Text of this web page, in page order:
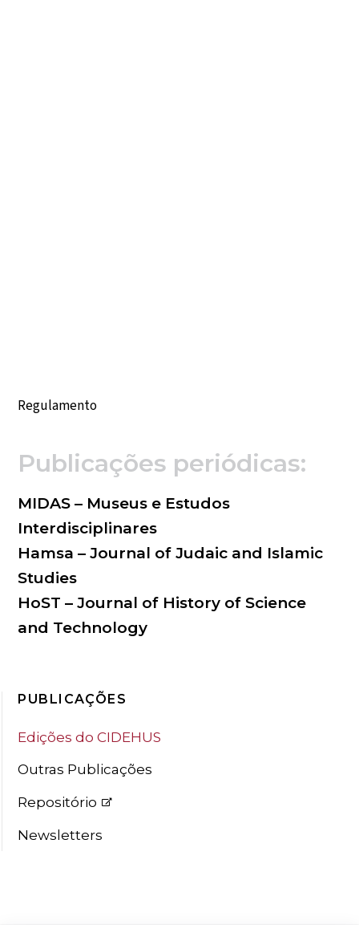
Regulamento
Publicações periódicas:
MIDAS – Museus e Estudos
Interdisciplinares
Hamsa – Journal of Judaic and Islamic
Studies
HoST – Journal of History of Science
and Technology
PUBLICAÇÕES
Edições do CIDEHUS
Outras Publicações
Repositório
Newsletters